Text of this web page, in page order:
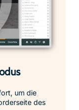
um die
des